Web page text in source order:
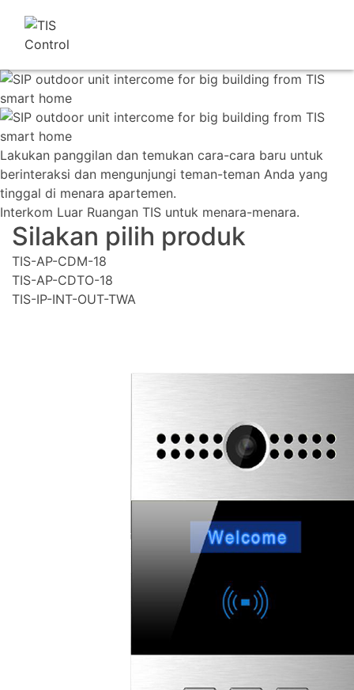
Lakukan panggilan dan temukan cara-cara baru untuk
berinteraksi dan mengunjungi teman-teman Anda yang
tinggal di menara apartemen.
Interkom Luar Ruangan TIS untuk menara-menara.
Silakan pilih produk
TIS-AP-CDM-18
TIS-AP-CDTO-18
TIS-IP-INT-OUT-TWA